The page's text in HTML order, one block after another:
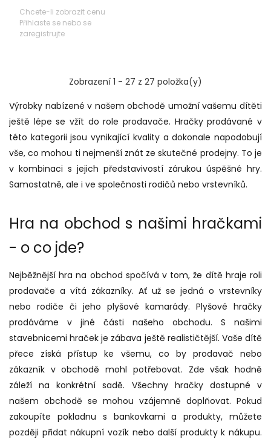
Chcete-li zobrazit cenu
Přihlaste se nebo se
zaregistrujte
Zobrazení 1 - 27 z 27 položka(y)
Výrobky nabízené v našem obchodě umožní vašemu dítěti
ještě lépe se vžít do role prodavače. Hračky prodávané v
této kategorii jsou vynikající kvality a dokonale napodobují
vše, co mohou ti nejmenší znát ze skutečné prodejny. To je
v kombinaci s jejich představivostí zárukou úspěšné hry.
Samostatně, ale i ve společnosti rodičů nebo vrstevníků.
Hra na obchod s našimi hračkami
- o co jde?
Nejběžnější hra na obchod spočívá v tom, že dítě hraje roli
prodavače a vítá zákazníky. Ať už se jedná o vrstevníky
nebo rodiče či jeho plyšové kamarády. Plyšové hračky
prodáváme v jiné části našeho obchodu. S našimi
stavebnicemi hraček je zábava ještě realističtější. Vaše dítě
přece získá přístup ke všemu, co by prodavač nebo
zákazník v obchodě mohl potřebovat. Zde však hodně
záleží na konkrétní sadě.
Všechny hračky dostupné v
našem obchodě se mohou vzájemně doplňovat. Pokud
zakoupíte pokladnu s bankovkami a produkty, můžete
později přidat nákupní vozík nebo další produkty k nákupu.